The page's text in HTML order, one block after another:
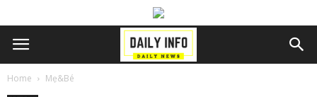
Home Mẹ&Bé